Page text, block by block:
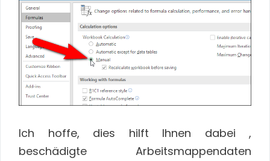
Ich hoffe, dies hilft Ihnen dabei ,
beschädigte Arbeitsmappendaten